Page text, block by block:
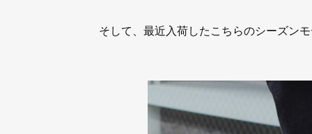
そして、最近入荷したこちらのシーズン